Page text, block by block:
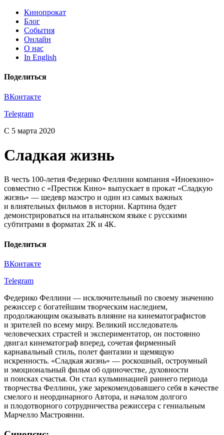
Кинопрокат
Блог
События
Онлайн
О нас
In English
Поделиться
ВКонтакте
Telegram
С 5 марта 2020
Сладкая жизнь
В честь 100-летия Федерико Феллини компания «Иноекино»
совместно с «Престиж Кино» выпускает в прокат «Сладкую
жизнь» — шедевр маэстро и один из самых важных
и влиятельных фильмов в истории. Картина будет
демонстрироваться на итальянском языке с русскими
субтитрами в форматах 2К и 4К.
Поделиться
ВКонтакте
Telegram
Федерико Феллини — исключительный по своему значению
режиссер с богатейшим творческим наследием,
продолжающим оказывать влияние на кинематографистов
и зрителей по всему миру. Великий исследователь
человеческих страстей и экспериментатор, он постоянно
двигал кинематограф вперед, сочетая фирменный
карнавальный стиль, полет фантазии и щемящую
искренность. «Сладкая жизнь» — роскошный, остроумный
и эмоциональный фильм об одиночестве, духовности
и поисках счастья. Он стал кульминацией раннего периода
творчества Феллини, уже зарекомендовавшего себя в качестве
смелого и неординарного Автора, и началом долгого
и плодотворного сотрудничества режиссера с гениальным
Марчелло Мастроянни.